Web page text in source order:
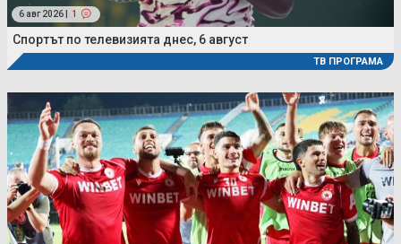
6 авг 2026 | 1
Спортът по телевизията днес, 6 август
ТВ ПРОГРАМА